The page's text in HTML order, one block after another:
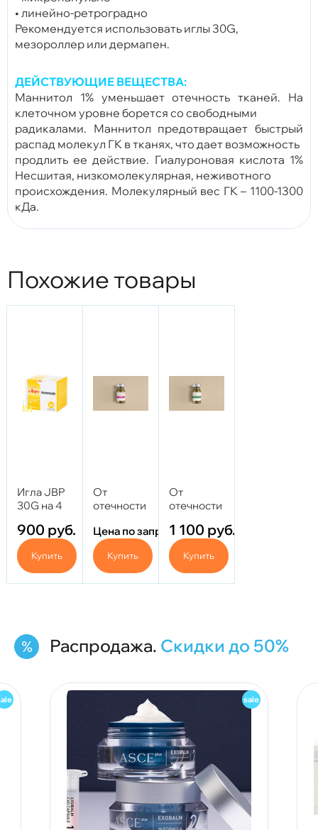
• линейно-ретроградно
Рекомендуется использовать иглы 30G,
мезороллер или дермапен.
ДЕЙСТВУЮЩИЕ ВЕЩЕСТВА:
Маннитол 1% уменьшает отечность тканей. На
клеточном уровне борется со свободными
радикалами. Маннитол предотвращает быстрый
распад молекул ГК в тканях, что дает возможность
продлить ее действие. Гиалуроновая кислота 1%
Несшитая, низкомолекулярная, неживотного
происхождения. Молекулярный вес ГК – 1100-1300
кДа.
Похожие товары
Игла JBP
30G на 4
900 руб.
Купить
От
отечности
KMT 5 ml
Цена по запросу
Купить
От
отечности
VENOTONIC
5 ml
1 100 руб.
Купить
Распродажа. Скидки до 50%